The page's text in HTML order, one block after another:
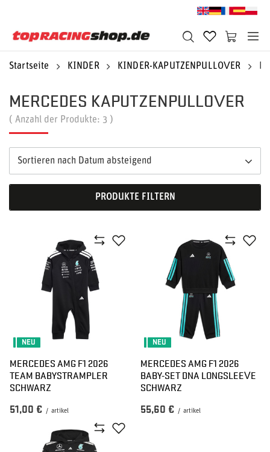
Startseite KINDER KINDER-KAPUTZENPULLOVER
MERCEDES KAPUTZENPULLOVER
( Anzahl der Produkte: 3 )
Sortieren nach Datum absteigend
PRODUKTE FILTERN
NEU
MERCEDES AMG F1 2026
TEAM BABYSTRAMPLER
SCHWARZ
51,00 € / artikel
NEU
MERCEDES AMG F1 2026
BABY-SET DNA LONGSLEEVE
SCHWARZ
55,60 € / artikel